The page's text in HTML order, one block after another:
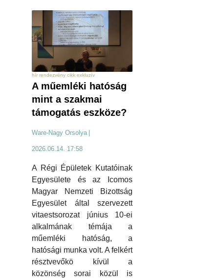
hír rendezvény cikk exkluzív
A műemléki hatóság
mint a szakmai
támogatás eszköze?
Ware-Nagy Orsolya |
2026.06.14. 17:58
A Régi Épületek Kutatóinak
Egyesülete és az Icomos
Magyar Nemzeti Bizottság
Egyesület által szervezett
vitaestsorozat június 10-ei
alkalmának témája a
műemléki hatóság, a
hatósági munka volt. A felkért
résztvevőkö kívül a
közönség sorai közül is